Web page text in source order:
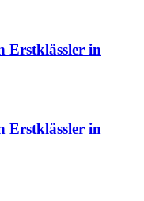
Erstklässler in
Erstklässler in